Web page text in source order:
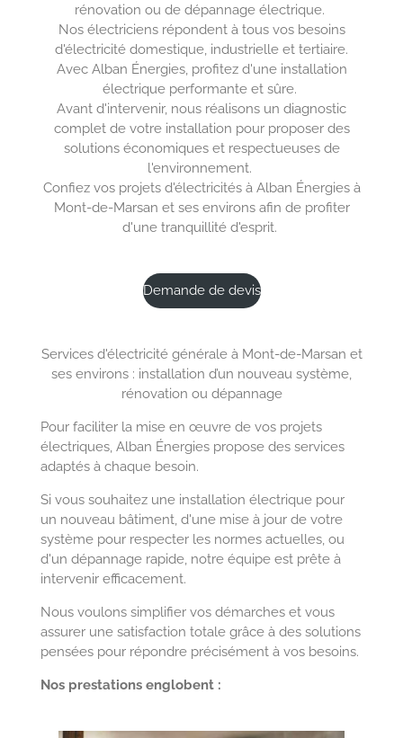
rénovation ou de dépannage électrique.
Nos électriciens répondent à tous vos besoins
d'électricité domestique, industrielle et tertiaire.
Avec Alban Énergies, profitez d'une installation
électrique performante et sûre.
Avant d'intervenir, nous réalisons un diagnostic
complet de votre installation pour proposer des
solutions économiques et respectueuses de
l'environnement.
Confiez vos projets d'électricités à Alban Énergies à
Mont-de-Marsan et ses environs afin de profiter
d'une tranquillité d'esprit.
Demande de devis
Services d'électricité générale à Mont-de-Marsan et
ses environs : installation d’un nouveau système,
rénovation ou dépannage
Pour faciliter la mise en œuvre de vos projets
électriques, Alban Énergies propose des services
adaptés à chaque besoin.
Si vous souhaitez une installation électrique pour
un nouveau bâtiment, d'une mise à jour de votre
système pour respecter les normes actuelles, ou
d'un dépannage rapide, notre équipe est prête à
intervenir efficacement.
Nous voulons simplifier vos démarches et vous
assurer une satisfaction totale grâce à des solutions
pensées pour répondre précisément à vos besoins.
Nos prestations englobent :